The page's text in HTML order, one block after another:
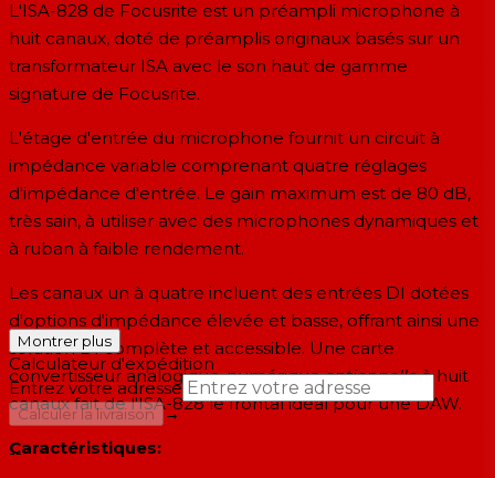
L'ISA-828 de Focusrite est un préampli microphone à
huit canaux, doté de préamplis originaux basés sur un
transformateur ISA avec le son haut de gamme
signature de Focusrite.
L'étage d'entrée du microphone fournit un circuit à
impédance variable comprenant quatre réglages
d'impédance d'entrée. Le gain maximum est de 80 dB,
très sain, à utiliser avec des microphones dynamiques et
à ruban à faible rendement.
Les canaux un à quatre incluent des entrées DI dotées
d'options d'impédance élevée et basse, offrant ainsi une
solution DI complète et accessible. Une carte
convertisseur analogique-numériqueoptionnelleà huit
canaux fait de l'ISA-828 le frontal idéal pour une DAW.
Caractéristiques:
Montrer plus
Calculateur d'expédition
Entrez votre adresse
Calculer la livraison →
--